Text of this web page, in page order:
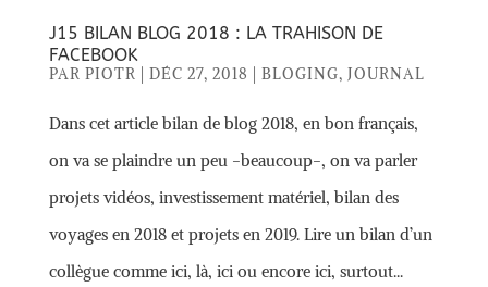
J15 BILAN BLOG 2018 : LA TRAHISON DE
FACEBOOK
PAR PIOTR DÉC 27, 2018 BLOGING, JOURNAL
Dans cet article bilan de blog 2018, en bon français,
on va se plaindre un peu -beaucoup-, on va parler
projets vidéos, investissement matériel, bilan des
voyages en 2018 et projets en 2019. Lire un bilan d’un
collègue comme ici, là, ici ou encore ici, surtout...